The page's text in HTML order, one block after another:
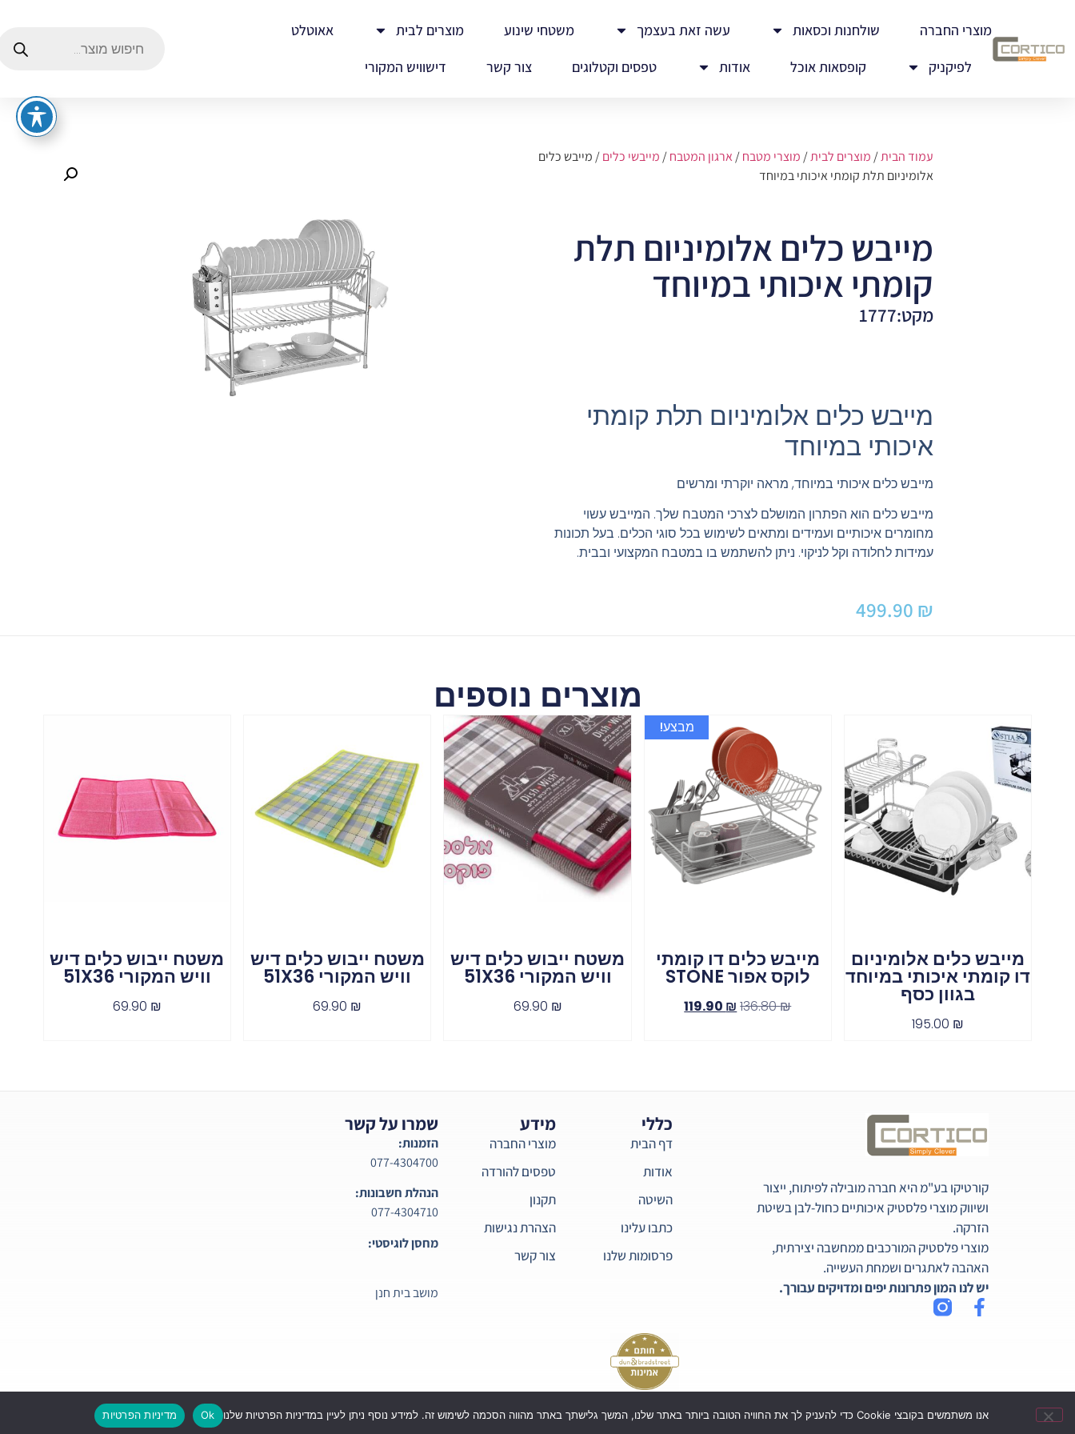
מוצרי החברה שולחנות וכסאות עשה זאת בעצמך משטחי שינוע מוצרים לבית
אאוטלט
לפיקניק
קופסאות אוכל אודות טפסים וקטלוגים צור קשר דישוויש המקורי
עמוד הבית/ מוצרים לבית/ מוצרי מטבח/ ארגון המטבח/ מייבשי כלים/ מייבש כלים
אלומיניום תלת קומתי איכותי במיוחד
מייבש כלים אלומיניום תלת
קומתי איכותי במיוחד
מקט:1777
מייבש כלים אלומיניום תלת קומתי
איכותי במיוחד
מייבש כלים איכותי במיוחד, מראה יוקרתי ומרשים
מייבש כלים הוא הפתרון המושלם לצרכי המטבח שלך. המייבש עשוי
מחומרים איכותיים ועמידים ומתאים לשימוש בכל סוגי הכלים. בעל תכונות
עמידות לחלודה וקל לניקוי. ניתן להשתמש בו במטבח המקצועי ובבית.
499.90 ₪
מוצרים נוספים
מייבש כלים אלומיניום
דו קומתי איכותי במיוחד
בגוון כסף
195.00 ₪
מבצע!
מייבש כלים דו קומתי
לוקס אפור STONE
136.80₪
119.90 ₪
משטח ייבוש כלים דיש
וויש המקורי 51X36
69.90 ₪
משטח ייבוש כלים דיש
וויש המקורי 51X36
69.90 ₪
משטח ייבוש כלים דיש
וויש המקורי 51X36
69.90 ₪
קורטיקו בע"מ היא חברה מובילה לפיתוח, ייצור
ושיווק מוצרי פלסטיק איכותיים כחול-לבן בשיטת
הזרקה.
מוצרי פלסטיק המורכבים ממחשבה יצירתית,
האהבה לאתגרים ושמחת העשייה.
יש לנו המון פתרונות יפים ומדויקים עבורך.
כללי
דף הבית
אודות
השיטה
כתבו עלינו
פרסומות שלנו
מידע
מוצרי החברה
טפסים להורדה
תקנון
הצהרת נגישות
צור קשר
שמרו על קשר
הזמנות:
077-4304700
הנהלת חשבונות:
077-4304710
מחסן לוגיסטי:
מושב בית חנן
כל הזכויות שמורות לקורטיקו בע"מ © | Powered by Webi Digital
אנו משתמשים בקובצי Cookie כדי להעניק לך את החוויה הטובה ביותר באתר שלנו, המשך גלישתך באתר מהווה הסכמה לשימוש זה. למידע נוסף ניתן לעיין במדיניות הפרטיות שלנו Ok מדיניות הפרטיות